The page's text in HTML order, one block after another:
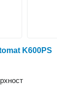
K600PS